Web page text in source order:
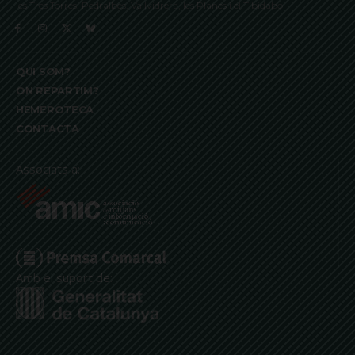
les Tres Torres, Pedralbes, Vallvidrera, les Planes i el Tibidabo
QUI SOM?
ON REPARTIM?
HEMEROTECA
CONTACTA
Associats a:
Amb el suport de: